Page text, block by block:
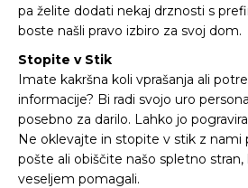
pa želite dodati nekaj drznosti s
boste našli pravo izbiro za svoj dom.
Stopite v Stik
Imate kakršna koli vprašanja ali
informacije? Bi radi svojo uro
posebno za darilo. Lahko jo
Ne oklevajte in stopite v stik z nami
pošte ali obiščite našo spletno
veseljem pomagali.